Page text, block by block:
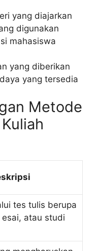
yang diajarkan
digunakan
mahasiswa
yang diberikan
yang tersedia
Metode
tes tulis berupa
atau studi